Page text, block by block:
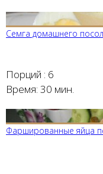
Семга домашнего
Порций : 6
Время: 30 мин.
Фаршированные яйца